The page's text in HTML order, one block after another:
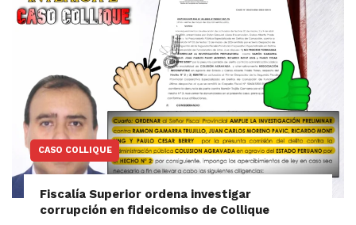
CASO COLLIQUE
Fiscalía Superior ordena investigar
corrupción en fideicomiso de Collique